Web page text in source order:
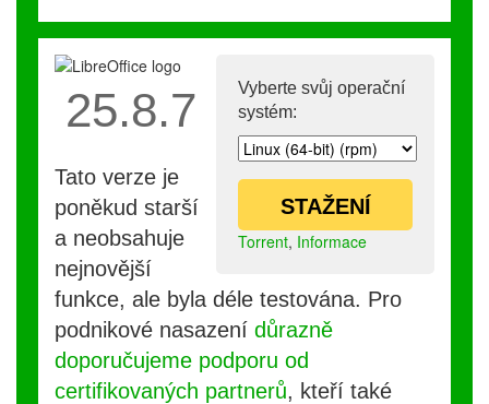
Vyberte svůj operační
systém:
STAŽENÍ
Torrent, Informace
25.8.7
Tato verze je
poněkud starší
a neobsahuje
nejnovější
funkce, ale byla déle testována. Pro
podnikové nasazení důrazně
doporučujeme podporu od
certifikovaných partnerů, kteří také